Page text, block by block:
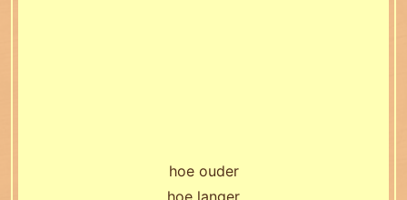
hoe ouder
hoe langer